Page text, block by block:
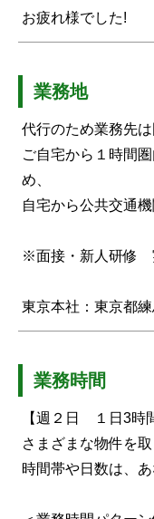
お疲れ様でした!
業務地
代行のため業務先
ご自宅から１時間
め、
自宅から公共交通
※面接・新人研修
東京本社：東京都
業務時間
【週２日 １日3時
さまざまな物件を
時間帯や日数は、